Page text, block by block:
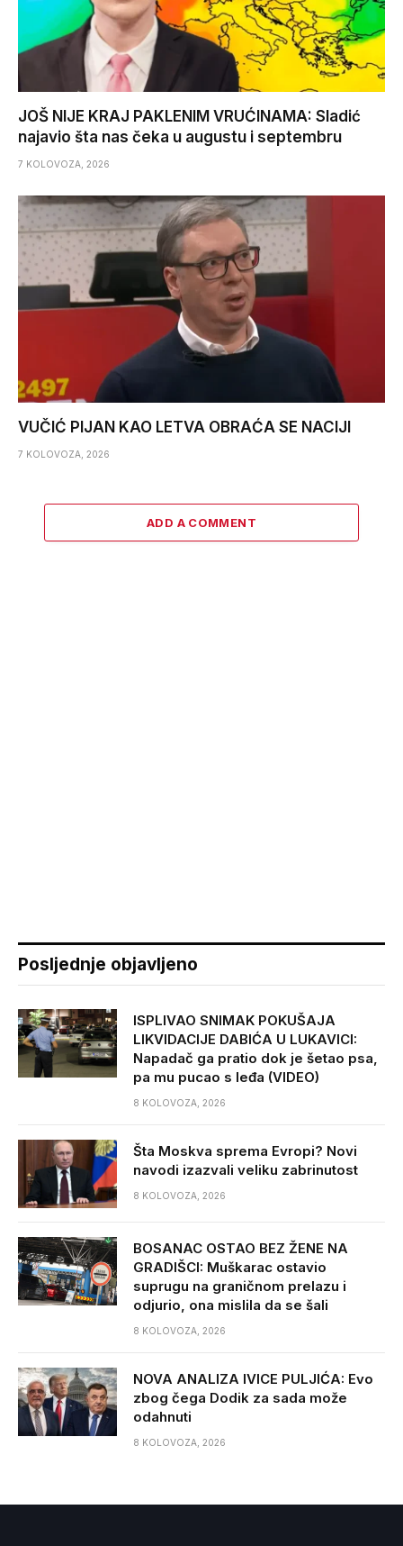
JOŠ NIJE KRAJ PAKLENIM VRUĆINAMA: Sladić
najavio šta nas čeka u augustu i septembru
7 KOLOVOZA, 2026
VUČIĆ PIJAN KAO LETVA OBRAĆA SE NACIJI
7 KOLOVOZA, 2026
ADD A COMMENT
Posljednje objavljeno
ISPLIVAO SNIMAK POKUŠAJA
LIKVIDACIJE DABIĆA U LUKAVICI:
Napadač ga pratio dok je šetao psa,
pa mu pucao s leđa (VIDEO)
8 KOLOVOZA, 2026
Šta Moskva sprema Evropi? Novi
navodi izazvali veliku zabrinutost
8 KOLOVOZA, 2026
BOSANAC OSTAO BEZ ŽENE NA
GRADIŠCI: Muškarac ostavio
suprugu na graničnom prelazu i
odjurio, ona mislila da se šali
8 KOLOVOZA, 2026
NOVA ANALIZA IVICE PULJIĆA: Evo
zbog čega Dodik za sada može
odahnuti
8 KOLOVOZA, 2026